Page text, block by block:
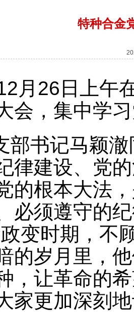
特种合金
月26日上午
会，集中学
部书记马颖
律建设、党
的根本大法
必须遵守的
变时期，不
的岁月里，
，让革命的
家更加深刻